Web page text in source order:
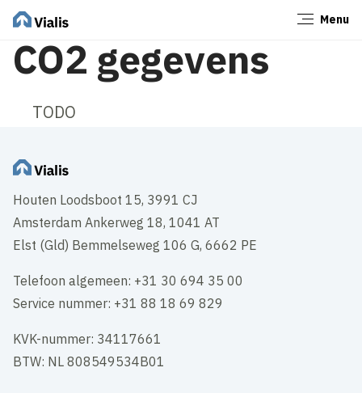
Menu
CO2 gegevens
TODO
Houten Loodsboot 15, 3991 CJ
Amsterdam Ankerweg 18, 1041 AT
Elst (Gld) Bemmelseweg 106 G, 6662 PE
Telefoon algemeen: +31 30 694 35 00
Service nummer: +31 88 18 69 829
KVK-nummer: 34117661
BTW: NL 808549534B01
Sluiten